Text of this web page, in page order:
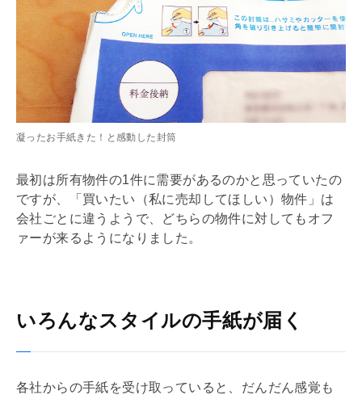
凝ったお手紙きた！と感動した封筒
最初は所有物件の1件に需要があるのかと思っていたの
ですが、「買いたい（私に売却してほしい）物件」は
会社ごとに違うようで、どちらの物件に対してもオフ
ァーが来るようになりました。
いろんなスタイルの手紙が届く
各社からの手紙を受け取っていると、だんだん感覚も